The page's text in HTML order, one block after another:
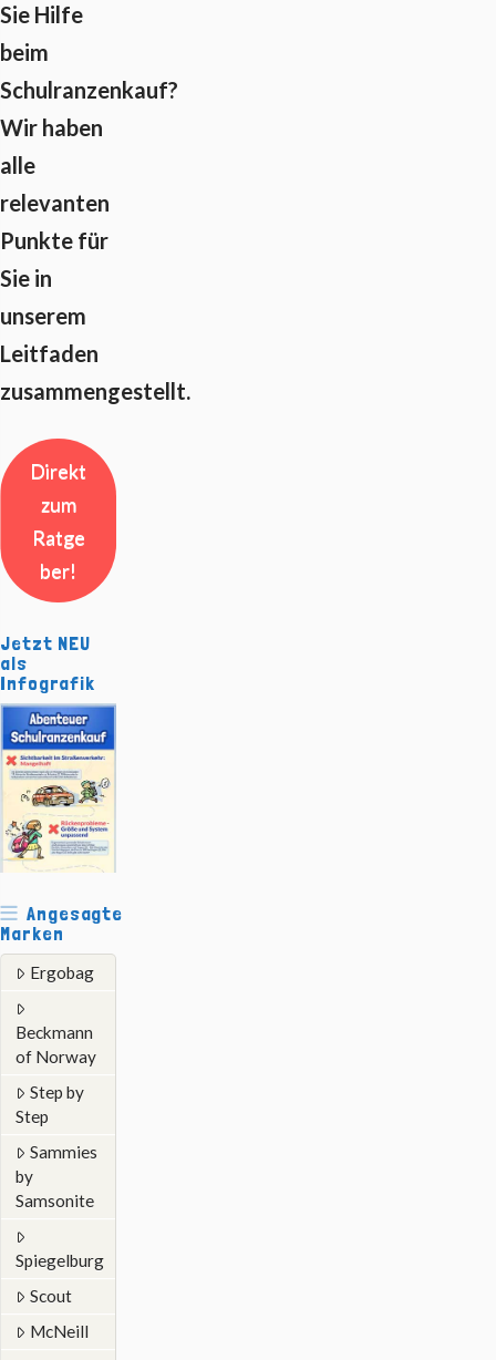
Sie Hilfe
beim
Schulranzenkauf?
Wir haben
alle
relevanten
Punkte für
Sie in
unserem
Leitfaden
zusammengestellt.
Direkt
zum
Ratge
ber!
Jetzt NEU
als
Infografik
Angesagte
Marken
Ergobag
Beckmann
of Norway
Step by
Step
Sammies
by
Samsonite
Spiegelburg
Scout
McNeill